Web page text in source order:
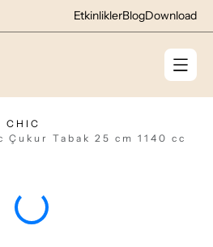
EtkinliklerBlogDownload
CHIC
Çukur Tabak 25 cm 1140 cc